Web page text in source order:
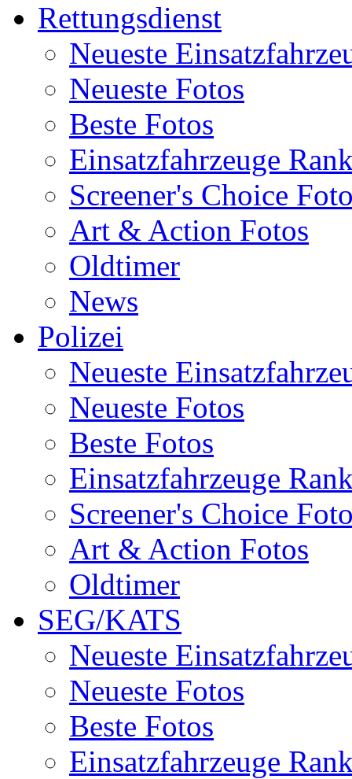
Rettungsdienst
Neueste
Neueste Fotos
Beste Fotos
Einsatzfahrzeuge
Screener's Choice
Art & Action Fotos
Oldtimer
News
Polizei
Neueste
Neueste Fotos
Beste Fotos
Einsatzfahrzeuge
Screener's Choice
Art & Action Fotos
Oldtimer
SEG/KATS
Neueste
Neueste Fotos
Beste Fotos
Einsatzfahrzeuge